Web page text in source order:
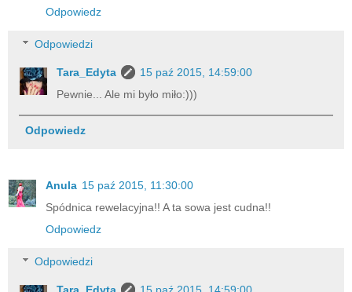
Odpowiedz
Odpowiedzi
Tara_Edyta
15 paź 2015, 14:59:00
Pewnie... Ale mi było miło:)))
Odpowiedz
Anula 15 paź 2015, 11:30:00
Spódnica rewelacyjna!! A ta sowa jest cudna!!
Odpowiedz
Odpowiedzi